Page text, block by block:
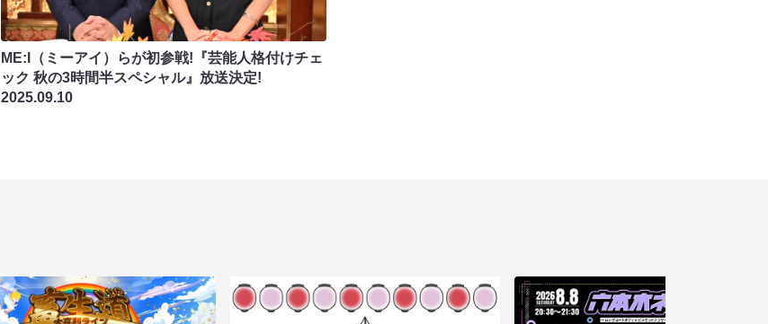
ME:I（ミーアイ）らが初参戦!『芸能人格付けチェ
ック 秋の3時間半スペシャル』放送決定!
2025.09.10